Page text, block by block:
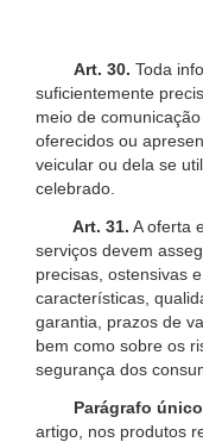
Art. 30. Toda
suficientemente
meio de
oferecidos ou
veicular ou dela se
celebrado.
Art. 31. A oferta
serviços devem
precisas, ostensivas
características,
garantia, prazos de
bem como sobre os
segurança dos
Parágrafo
artigo, nos produtos